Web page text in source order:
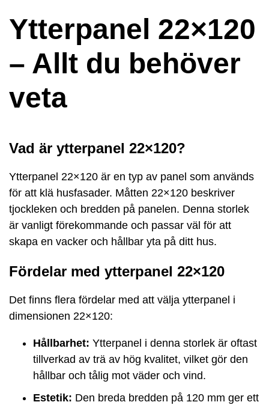
Ytterpanel 22×120
– Allt du behöver
veta
Vad är ytterpanel 22×120?
Ytterpanel 22×120 är en typ av panel som används
för att klä husfasader. Måtten 22×120 beskriver
tjockleken och bredden på panelen. Denna storlek
är vanligt förekommande och passar väl för att
skapa en vacker och hållbar yta på ditt hus.
Fördelar med ytterpanel 22×120
Det finns flera fördelar med att välja ytterpanel i
dimensionen 22×120:
Hållbarhet: Ytterpanel i denna storlek är oftast
tillverkad av trä av hög kvalitet, vilket gör den
hållbar och tålig mot väder och vind.
Estetik: Den breda bredden på 120 mm ger ett